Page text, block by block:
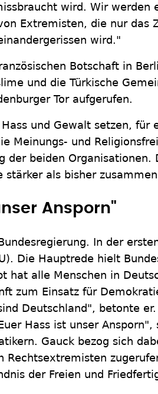
wird. Wir werden
Extremisten, die nur das
wird."
Botschaft in
und die Türkische
Tor aufgerufen.
und Gewalt setzen, für
Meinungs- und
der beiden Organisationen.
als bisher
Ansporn"
In der
Die Hauptrede hielt
hat alle Menschen in
zum Einsatz für
Deutschland", betonte
Hass ist unser Ansporn",
Gauck bezog sich
Rechtsextremisten
der Freien und